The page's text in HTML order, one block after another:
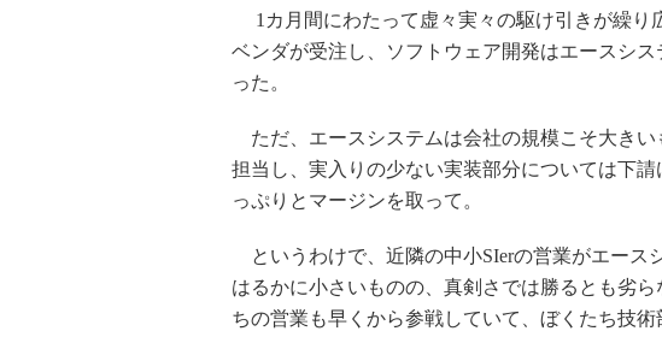
1カ月間にわたって虚々実々の駆け引きが繰り
ベンダが受注し、ソフトウェア開発はエースシ
った。
ただ、エースシステムは会社の規模こそ大き
担当し、実入りの少ない実装部分については下
っぷりとマージンを取って。
というわけで、近隣の中小SIerの営業がエース
はるかに小さいものの、真剣さでは勝るとも劣
ちの営業も早くから参戦していて、ぼくたち技